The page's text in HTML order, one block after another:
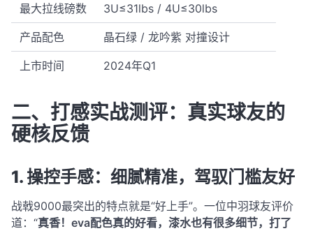
最大拉线磅数 3U≤31lbs / 4U≤30lbs
产品配色 晶石绿 / 龙吟紫 对撞设计
上市时间 2024年Q1
二、打感实战测评：真实球友的
硬核反馈
1. 操控手感：细腻精准，驾驭门槛友好
战戟9000最突出的特点就是“好上手”。一位中羽球友评价
道：“真香！eva配色真的好看，漆水也有很多细节，打了